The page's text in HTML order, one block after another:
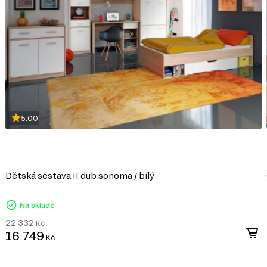
syntetických pryskyřic jako pojiva. DTD
korpusového nábytku, čelních ploch a
univerzálnosti a dostupnosti.
Výhody DTD:
Různorodost designů: Umožňuje výrobu
široké škále dekorativních povrchů.
Snadné zpracování: DTD lze snadno řezat a
konstrukcí.
Odolnost vůči vlivům: Laminované DTD je
mechanickému poškození.
DTD je praktickým a ekonomickým
5.00
Dětská sestava II dub sonoma / bílý
Na skladě
22 332 Kč
16 749 Kč